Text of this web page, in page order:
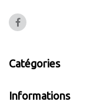
Catégories
Informations